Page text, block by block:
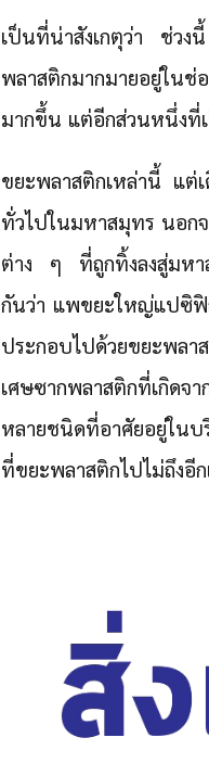
เป็นที่น่าสังเกตุว่า ช่วง
พลาสติกมากมายอยู่ในช่
มากขึ้น แต่อีกส่วนหนึ่งที่
ขยะพลาสติกเหล่านี้ แต่
ทั่วไปในมหาสมุทร นอก
ต่าง ๆ ที่ถูกทิ้งลงสู่มหา
กันว่า แพขยะใหญ่แปซิฟิ
ประกอบไปด้วยขยะพลา
เศษซากพลาสติกที่เกิดจ
หลายชนิดที่อาศัยอยู่ใน
ที่ขยะพลาสติกไปไม่ถึงอี